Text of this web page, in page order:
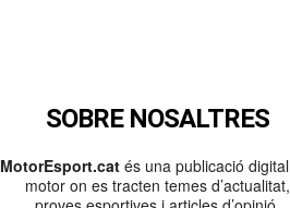
SOBRE NOSALTRES
MotorEsport.cat és una publicació
motor on es tracten temes d’actualitat,